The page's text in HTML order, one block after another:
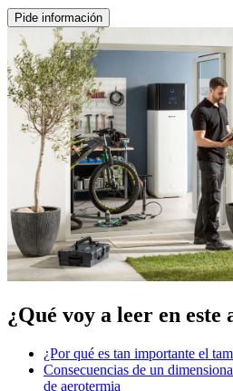
Pide información
¿Qué voy a leer en este
¿Por qué es tan importante el
Consecuencias de un
de aerotermia